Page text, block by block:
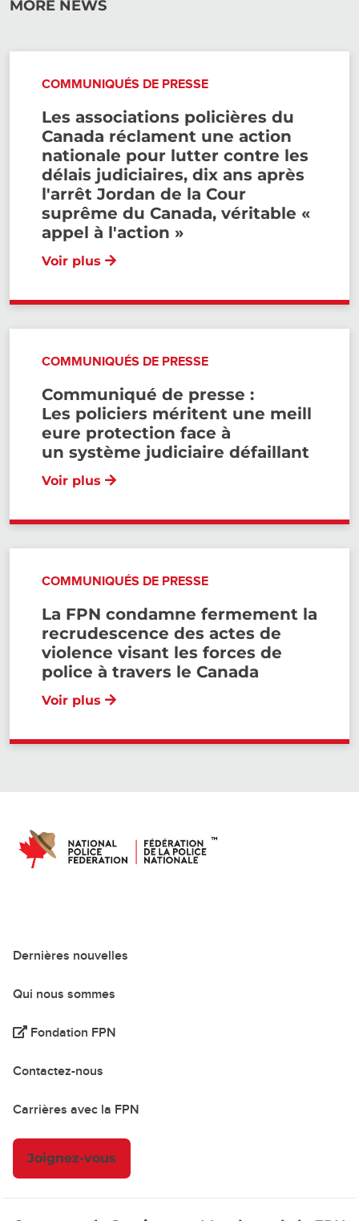
MORE NEWS
COMMUNIQUÉS DE PRESSE
Les associations policières du
Canada réclament une action
nationale pour lutter contre les
délais judiciaires, dix ans après
l'arrêt Jordan de la Cour
suprême du Canada, véritable «
appel à l'action »
Voir plus
COMMUNIQUÉS DE PRESSE
Communiqué de presse :
Les policiers méritent une meill
eure protection face à
un système judiciaire défaillant
Voir plus
COMMUNIQUÉS DE PRESSE
La FPN condamne fermement la
recrudescence des actes de
violence visant les forces de
police à travers le Canada
Voir plus
Dernières nouvelles
Qui nous sommes
Fondation FPN
Contactez-nous
Carrières avec la FPN
Joignez-vous